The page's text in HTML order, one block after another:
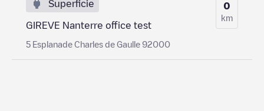
Superficie
GIREVE Nanterre office test
5 Esplanade Charles de Gaulle 92000
0
km